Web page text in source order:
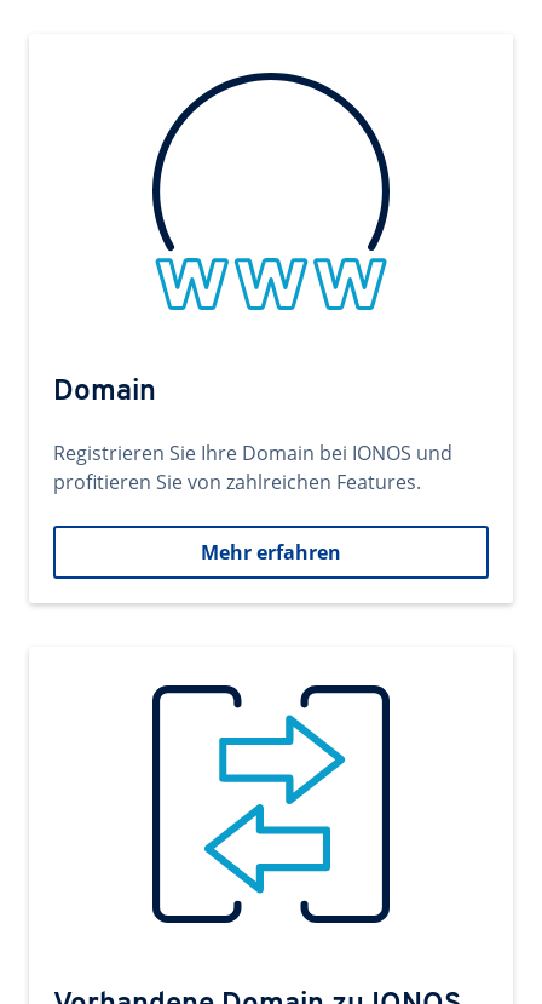
Domain
Registrieren Sie Ihre Domain bei IONOS und
profitieren Sie von zahlreichen Features.
Mehr erfahren